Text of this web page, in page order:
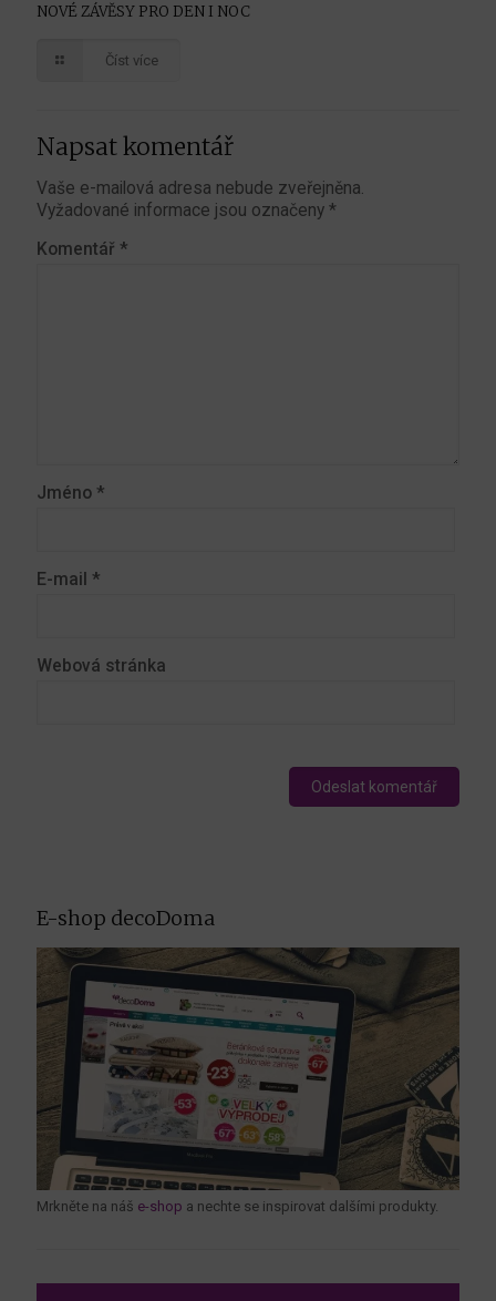
NOVÉ ZÁVĚSY PRO DEN I NOC
Číst více
Napsat komentář
Vaše e-mailová adresa nebude zveřejněna.
Vyžadované informace jsou označeny *
Komentář *
Jméno *
E-mail *
Webová stránka
E-shop decoDoma
Mrkněte na náš e-shop a nechte se inspirovat dalšími produkty.